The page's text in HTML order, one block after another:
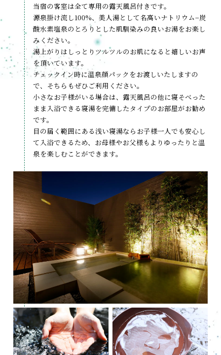
当宿の客室は全て専用の露天風呂付きです。
源泉掛け流し100%、美人湯として名高いナトリウム−炭
酸水素塩泉のとろりとした肌馴染みの良いお湯をお楽し
みください。
湯上がりはしっとりツルツルのお肌になると嬉しいお声
を頂いています。
チェックイン時に温泉顔パックをお渡しいたしますの
で、そちらもぜひご利用ください。
小さなお子様がいる場合は、露天風呂の他に寝そべった
まま入浴できる寝湯を完備したタイプのお部屋がお勧め
です。
目の届く範囲にある浅い寝湯ならお子様一人でも安心し
て入浴できるため、お母様やお父様もよりゆったりと温
泉を楽しむことができます。